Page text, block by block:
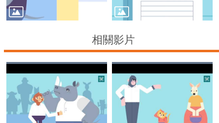
導
覽
頁
臺
通
相關影片